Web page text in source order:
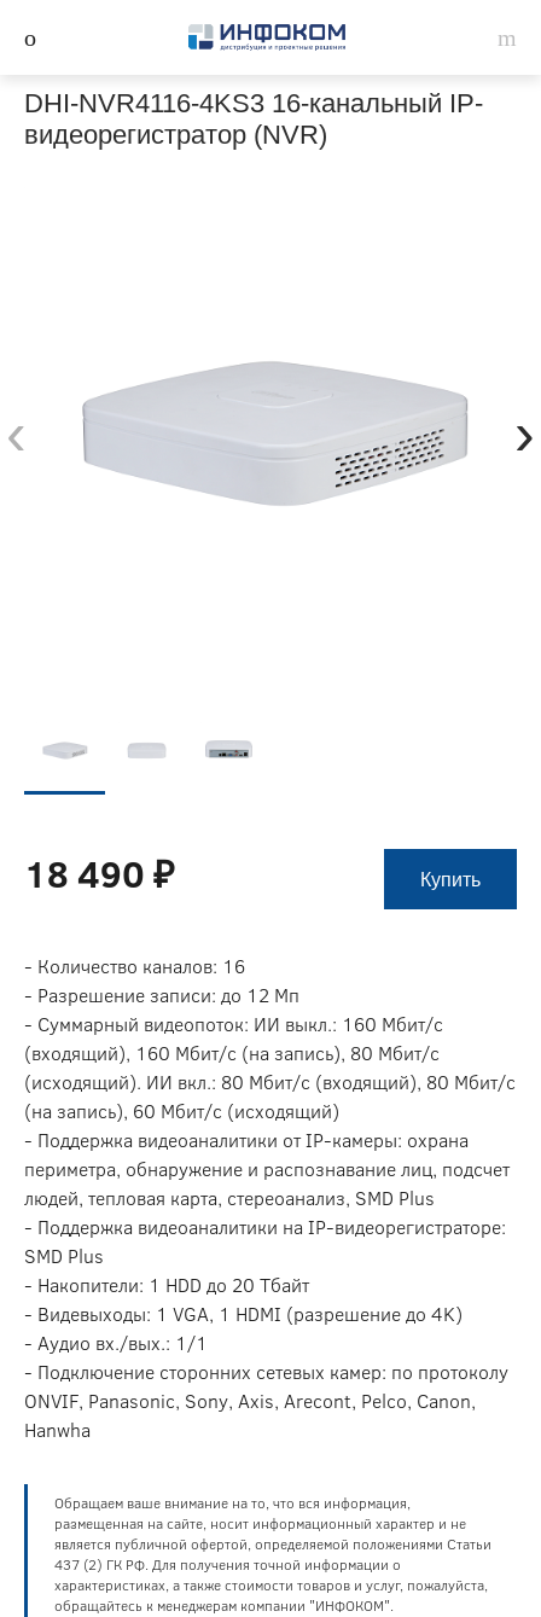
DHI-NVR4116-4KS3 16-канальный IP-
видеорегистратор (NVR)
‹ ›
18 490 ₽ Купить
- Количество каналов: 16
- Разрешение записи: до 12 Мп
- Суммарный видеопоток: ИИ выкл.: 160 Мбит/с
(входящий), 160 Мбит/с (на запись), 80 Мбит/с
(исходящий). ИИ вкл.: 80 Мбит/с (входящий), 80 Мбит/с
(на запись), 60 Мбит/с (исходящий)
- Поддержка видеоаналитики от IP-камеры: охрана
периметра, обнаружение и распознавание лиц, подсчет
людей, тепловая карта, стереоанализ, SMD Plus
- Поддержка видеоаналитики на IP-видеорегистраторе:
SMD Plus
- Накопители: 1 HDD до 20 Тбайт
- Видевыходы: 1 VGA, 1 HDMI (разрешение до 4K)
- Аудио вх./вых.: 1/1
- Подключение сторонних сетевых камер: по протоколу
ONVIF, Panasonic, Sony, Axis, Arecont, Pelco, Canon,
Hanwha
Обращаем ваше внимание на то, что вся информация,
размещенная на сайте, носит информационный характер и не
является публичной офертой, определяемой положениями Статьи
437 (2) ГК РФ. Для получения точной информации о
характеристиках, а также стоимости товаров и услуг, пожалуйста,
обращайтесь к менеджерам компании "ИНФОКОМ".